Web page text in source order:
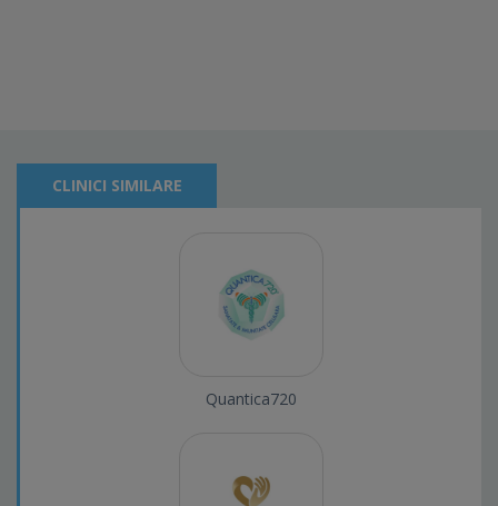
CLINICI SIMILARE
Quantica720